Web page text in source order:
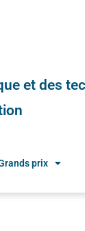
et des
prix